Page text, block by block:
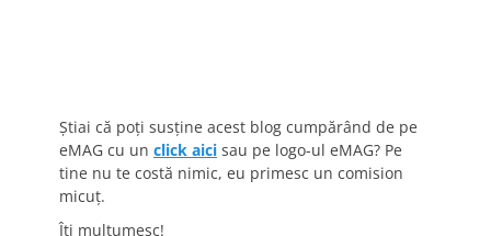
Știai că poți susține acest blog cumpărând de pe
eMAG cu un click aici sau pe logo-ul eMAG? Pe
tine nu te costă nimic, eu primesc un comision
micuț.
Îți mulțumesc!